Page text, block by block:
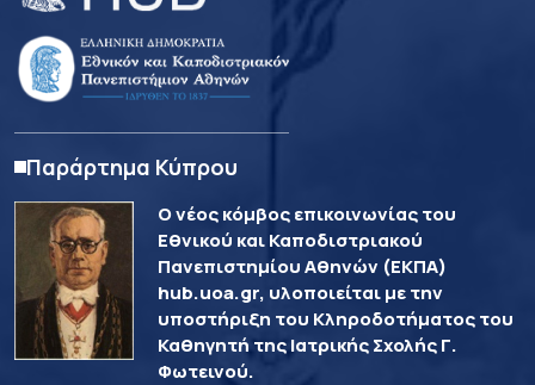
Παράρτημα Κύπρου
Ο νέος κόμβος επικοινωνίας του
Εθνικού και Καποδιστριακού
Πανεπιστημίου Αθηνών (ΕΚΠΑ)
hub.uoa.gr, υλοποιείται με την
υποστήριξη του Κληροδοτήματος του
Καθηγητή της Ιατρικής Σχολής Γ.
Φωτεινού.